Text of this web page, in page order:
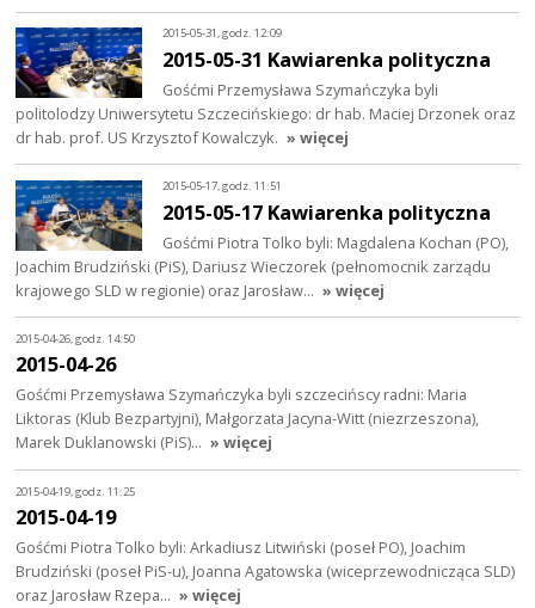
2015-05-31, godz. 12:09
2015-05-31 Kawiarenka polityczna
Gośćmi Przemysława Szymańczyka byli
politolodzy Uniwersytetu Szczecińskiego: dr hab. Maciej Drzonek oraz
dr hab. prof. US Krzysztof Kowalczyk. » więcej
2015-05-17, godz. 11:51
2015-05-17 Kawiarenka polityczna
Gośćmi Piotra Tolko byli: Magdalena Kochan (PO),
Joachim Brudziński (PiS), Dariusz Wieczorek (pełnomocnik zarządu
krajowego SLD w regionie) oraz Jarosław… » więcej
2015-04-26, godz. 14:50
2015-04-26
Gośćmi Przemysława Szymańczyka byli szczecińscy radni: Maria
Liktoras (Klub Bezpartyjni), Małgorzata Jacyna-Witt (niezrzeszona),
Marek Duklanowski (PiS)… » więcej
2015-04-19, godz. 11:25
2015-04-19
Gośćmi Piotra Tolko byli: Arkadiusz Litwiński (poseł PO), Joachim
Brudziński (poseł PiS-u), Joanna Agatowska (wiceprzewodnicząca SLD)
oraz Jarosław Rzepa… » więcej